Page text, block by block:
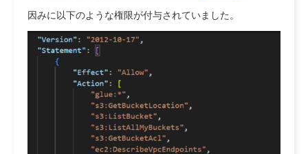
因みに以下のような権限が付与されていました。